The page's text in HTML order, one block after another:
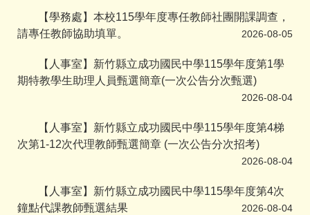
【學務處】本校115學年度專任教師社團開課調查，
請專任教師協助填單。
2026-08-05
【人事室】新竹縣立成功國民中學115學年度第1學
期特教學生助理人員甄選簡章(一次公告分次甄選)
2026-08-04
【人事室】新竹縣立成功國民中學115學年度第4梯
次第1-12次代理教師甄選簡章 (一次公告分次招考)
2026-08-04
【人事室】新竹縣立成功國民中學115學年度第4次
鐘點代課教師甄選結果
2026-08-04